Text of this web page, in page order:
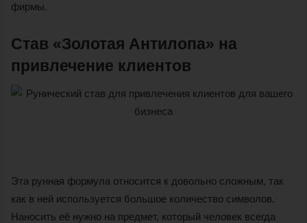
фирмы.
Став «Золотая Антилопа» на
привлечение клиентов
Эта рунная формула относится к довольно сложным, так
как в ней используется большое количество символов.
Наносить её нужно на предмет, который человек всегда